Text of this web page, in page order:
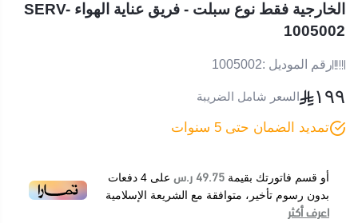
الخارجية فقط نوع سبلت - فريق عناية الهواء SERV-
1005002
رقم الموديل :1005002
١٩٩ السعر شامل الضريبة
تمديد الضمان حتى 5 سنوات
أو قسم فاتورتك بقيمة 49.75 ر.س على 4 دفعات
بدون رسوم تأخير، متوافقة مع الشريعة الإسلامية
اعرف أكثر